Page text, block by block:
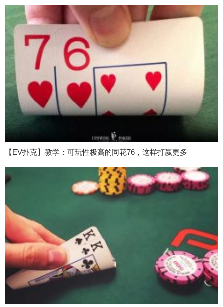
【EV扑克】教学：可玩性极高的同花76，这样打赢更多